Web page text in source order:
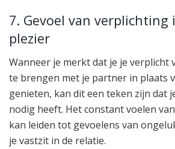
7. Gevoel van verplichting
plezier
Wanneer je merkt dat je je verplicht
te brengen met je partner in plaats
genieten, kan dit een teken zijn dat
nodig heeft. Het constant voelen
kan leiden tot gevoelens van
je vastzit in de relatie.